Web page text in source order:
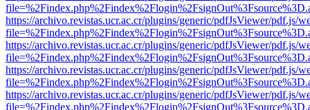
https://archivo.revistas.ucr.ac.cr/plugins/generic/pdfJsViewer/pdf.js/
https://archivo.revistas.ucr.ac.cr/plugins/generic/pdfJsViewer/pdf.js/
https://archivo.revistas.ucr.ac.cr/plugins/generic/pdfJsViewer/pdf.js/
https://archivo.revistas.ucr.ac.cr/plugins/generic/pdfJsViewer/pdf.js/